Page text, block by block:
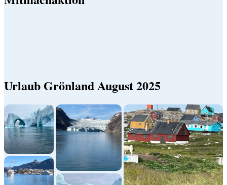
Urlaub Grönland August 2025